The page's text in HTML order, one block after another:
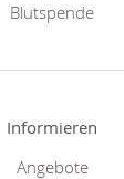
Blutspende
Informieren
Angebote